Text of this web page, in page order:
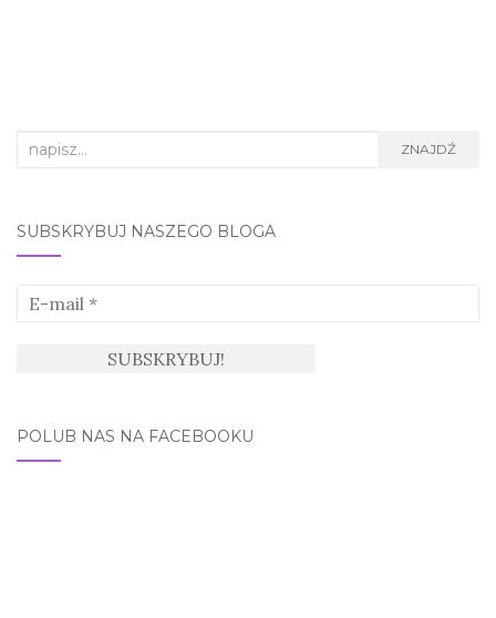
Search
ZNAJDŹ
SUBSKRYBUJ NASZEGO BLOGA
POLUB NAS NA FACEBOOKU